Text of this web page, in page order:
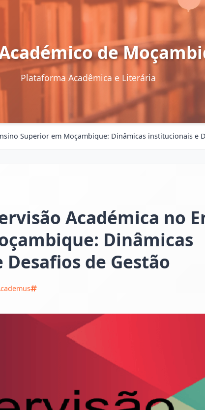
de
Plataforma Acadêmica e Literária
Superior em Moçambique: Dinâmicas institucionais e
Académica no
Dinâmicas
de Gestão